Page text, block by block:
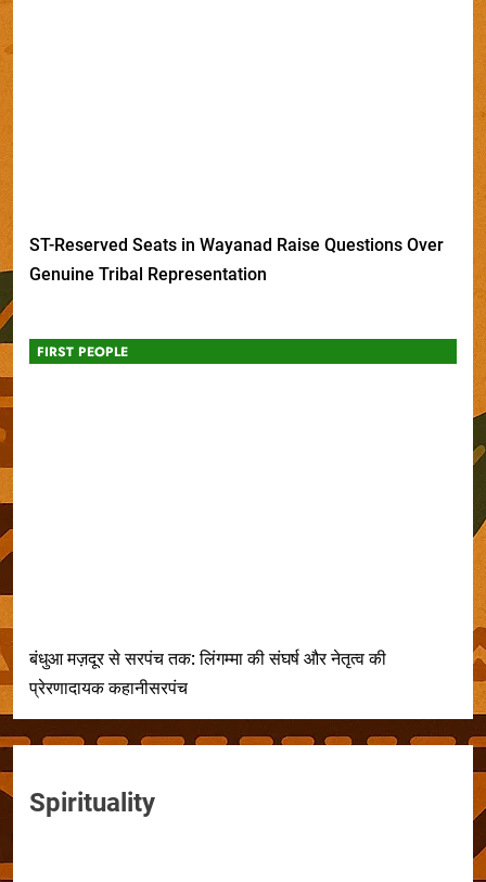
ST-Reserved Seats in Wayanad Raise Questions Over
Genuine Tribal Representation
FIRST PEOPLE
बंधुआ मज़दूर से सरपंच तक: लिंगम्मा की संघर्ष और नेतृत्व की
प्रेरणादायक कहानीसरपंच
Spirituality